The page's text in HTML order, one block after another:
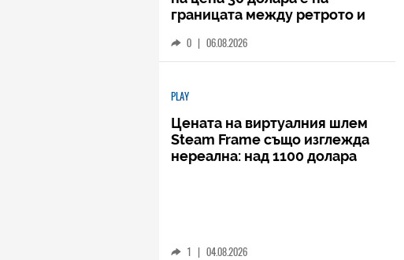
границата между ретрото и
0 | 06.08.2026
PLAY
Цената на виртуалния шлем
Steam Frame също изглежда
нереална: над 1100 долара
1 | 04.08.2026